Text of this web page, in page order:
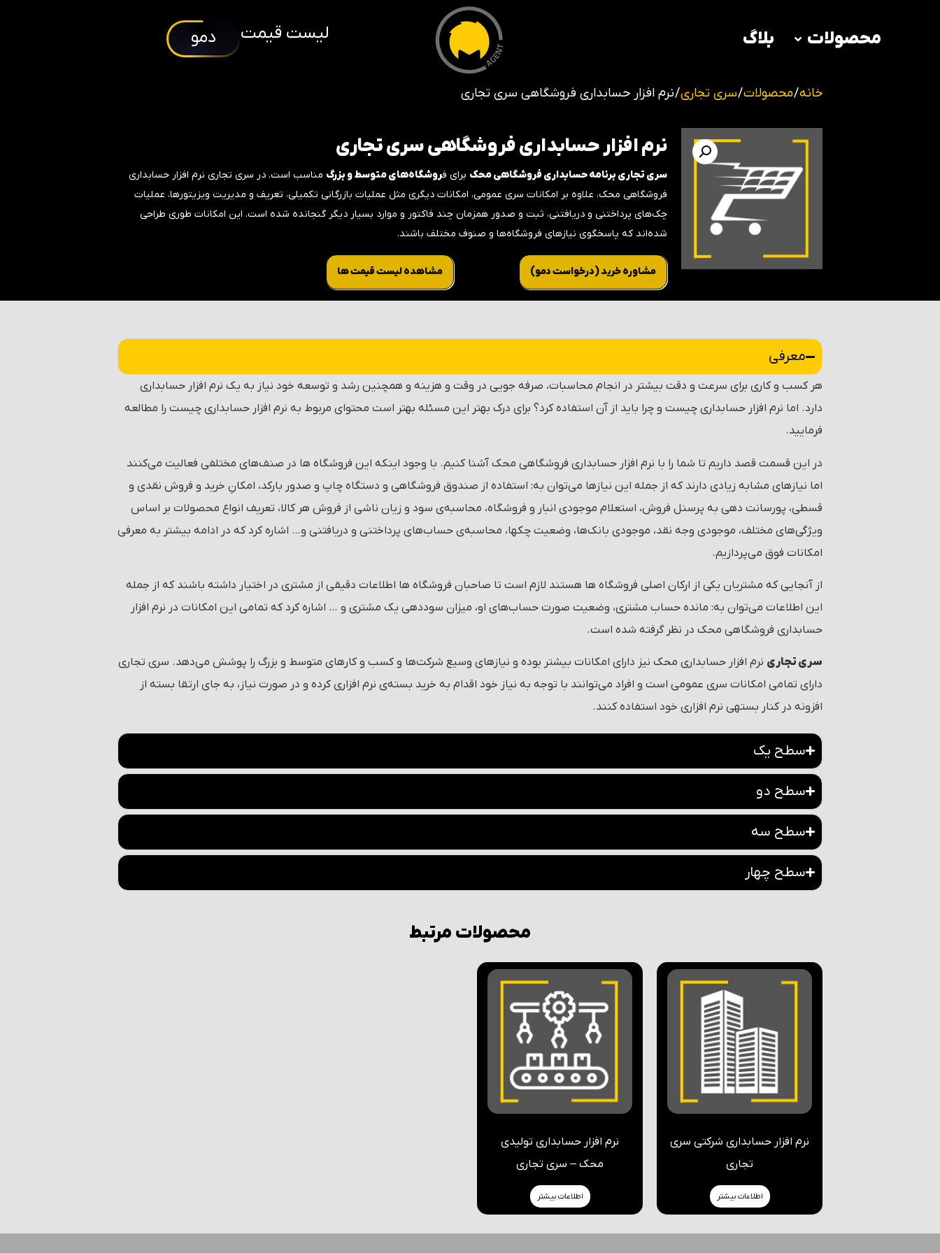
محصولات بلاگ لیست قیمت دمو
خانه/محصولات/سری تجاری/ نرم افزار حسابداری فروشگاهی سری تجاری
نرم افزار حسابداری فروشگاهی سری تجاری
سری تجاری برنامه حسابداری فروشگاهی محک برای فروشگاه‌های متوسط و بزرگ مناسب است. در سری تجاری نرم افزار حسابداری
فروشگاهی محک، علاوه بر امکانات سری عمومی، امکانات دیگری مثل عملیات بازرگانی تکمیلی، تعریف و مدیریت ویزیتورها، عملیات
چک‌های پرداختنی و دریافتنی، ثبت و صدور همزمان چند فاکتور و موارد بسیار دیگر گنجانده شده است. این امکانات طوری طراحی
شده‌اند که پاسخگوی نیازهای فروشگاه‌ها و صنوف مختلف باشند.
مشاوره خرید (‌درخواست دمو) مشاهده لیست قیمت ها
معرفی
هر کسب و کاری برای سرعت و دقت بیشتر در انجام محاسبات، صرفه جویی در وقت و هزینه و همچنین رشد و توسعه خود نیاز به یک نرم افزار حسابداری
دارد. اما نرم افزار حسابداری چیست و چرا باید از آن استفاده کرد؟ برای درک بهتر این مسئله بهتر است محتوای مربوط به نرم افزار حسابداری چیست را مطالعه
فرمایید.
در این قسمت قصد داریم تا شما را با نرم افزار حسابداری فروشگاهی محک آشنا کنیم. با وجود اینکه این فروشگاه ها در صنف‌های مختلفی فعالیت می‌کنند
اما نیازهای مشابه زیادی دارند که از جمله این نیازها می‌توان به: استفاده از صندوق فروشگاهی و دستگاه چاپ و صدور بارکد، امکانِ خرید و فروش نقدی و
قسطی، پورسانت دهی به پرسنل فروش، استعلام موجودی انبار و فروشگاه، محاسبه‌ی سود و زیان ناشی از فروش هر کالا، تعریف انواع محصولات بر اساس
ویژگی‌های مختلف، موجودی وجه نقد، موجودی بانک‌ها، وضعیت چک­ها، محاسبه‌ی حساب‌های پرداختنی و دریافتنی و… اشاره کرد که در ادامه بیشتر به معرفی
امکانات فوق می‌پردازیم.
از آنجایی که مشتریان یکی از ارکان اصلی فروشگاه ها هستند لازم است تا صاحبان فروشگاه ها اطلاعات دقیقی از مشتری در اختیار داشته باشند که از جمله
این اطلاعات می‌توان به: مانده حساب مشتری، وضعیت صورت حساب‌های او، میزان سوددهی یک مشتری و … اشاره کرد که تمامی این امکانات در نرم افزار
حسابداری فروشگاهی محک در نظر گرفته شده است.
سری تجاری نرم افزار حسابداری محک نیز دارای امکانات بیشتر بوده و نیازهای وسیع شرکت‌ها و کسب و کارهای متوسط و بزرگ را پوشش می‌دهد. سری تجاری
دارای تمامی امکانات سری عمومی است و افراد می‌توانند با توجه به نیاز خود اقدام به خرید بسته‌ی نرم افزاری کرده و در صورت نیاز، به جای ارتقا بسته از
افزونه در کنار بسته­ی نرم افزاری خود استفاده کنند.
سطح یک
سطح دو
سطح سه
سطح چهار
محصولات مرتبط
نرم افزار حسابداری شرکتی سری
تجاری
اطلاعات بیشتر
نرم افزار حسابداری تولیدی
محک – سری تجاری
اطلاعات بیشتر